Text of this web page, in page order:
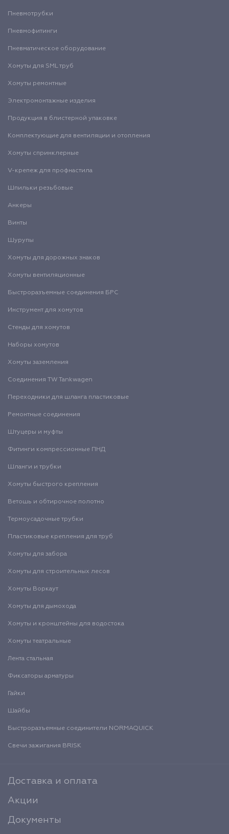
Пневмотрубки
Пневмофитинги
Пневматическое оборудование
Хомуты для SML труб
Хомуты ремонтные
Электромонтажные изделия
Продукция в блистерной упаковке
Комплектующие для вентиляции и отопления
Хомуты спринклерные
V-крепеж для профнастила
Шпильки резьбовые
Анкеры
Винты
Шурупы
Хомуты для дорожных знаков
Хомуты вентиляционные
Быстроразъемные соединения БРС
Инструмент для хомутов
Стенды для хомутов
Наборы хомутов
Хомуты заземления
Соединения TW Tankwagen
Переходники для шланга пластиковые
Ремонтные соединения
Штуцеры и муфты
Фитинги компрессионные ПНД
Шланги и трубки
Хомуты быстрого крепления
Ветошь и обтирочное полотно
Термоусадочные трубки
Пластиковые крепления для труб
Хомуты для забора
Хомуты для строительных лесов
Хомуты Воркаут
Хомуты для дымохода
Хомуты и кронштейны для водостока
Хомуты театральные
Лента стальная
Фиксаторы арматуры
Гайки
Шайбы
Быстроразъемные соединители NORMAQUICK
Свечи зажигания BRISK
Доставка и оплата
Акции
Документы